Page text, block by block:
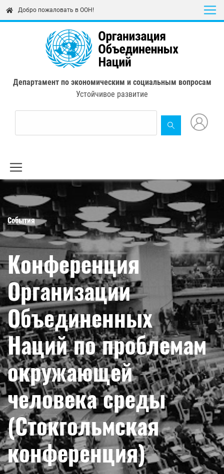
content
Добро пожаловать в ООН!
Департамент по экономическим и социальным вопросам
Устойчивое развитие
События
Конференция
Организации
Объединенных
Наций по проблемам
окружающей
человека среды
(Стокгольмская
конференция)